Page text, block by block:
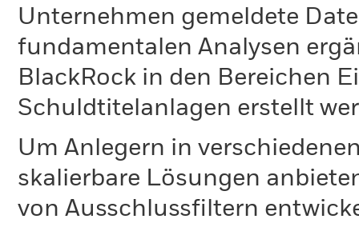
Unternehmen gemeldete
fundamentalen Analysen
BlackRock in den Bereichen
Schuldtitelanlagen erstellt
Um Anlegern in
skalierbare Lösungen
von Ausschlussfiltern